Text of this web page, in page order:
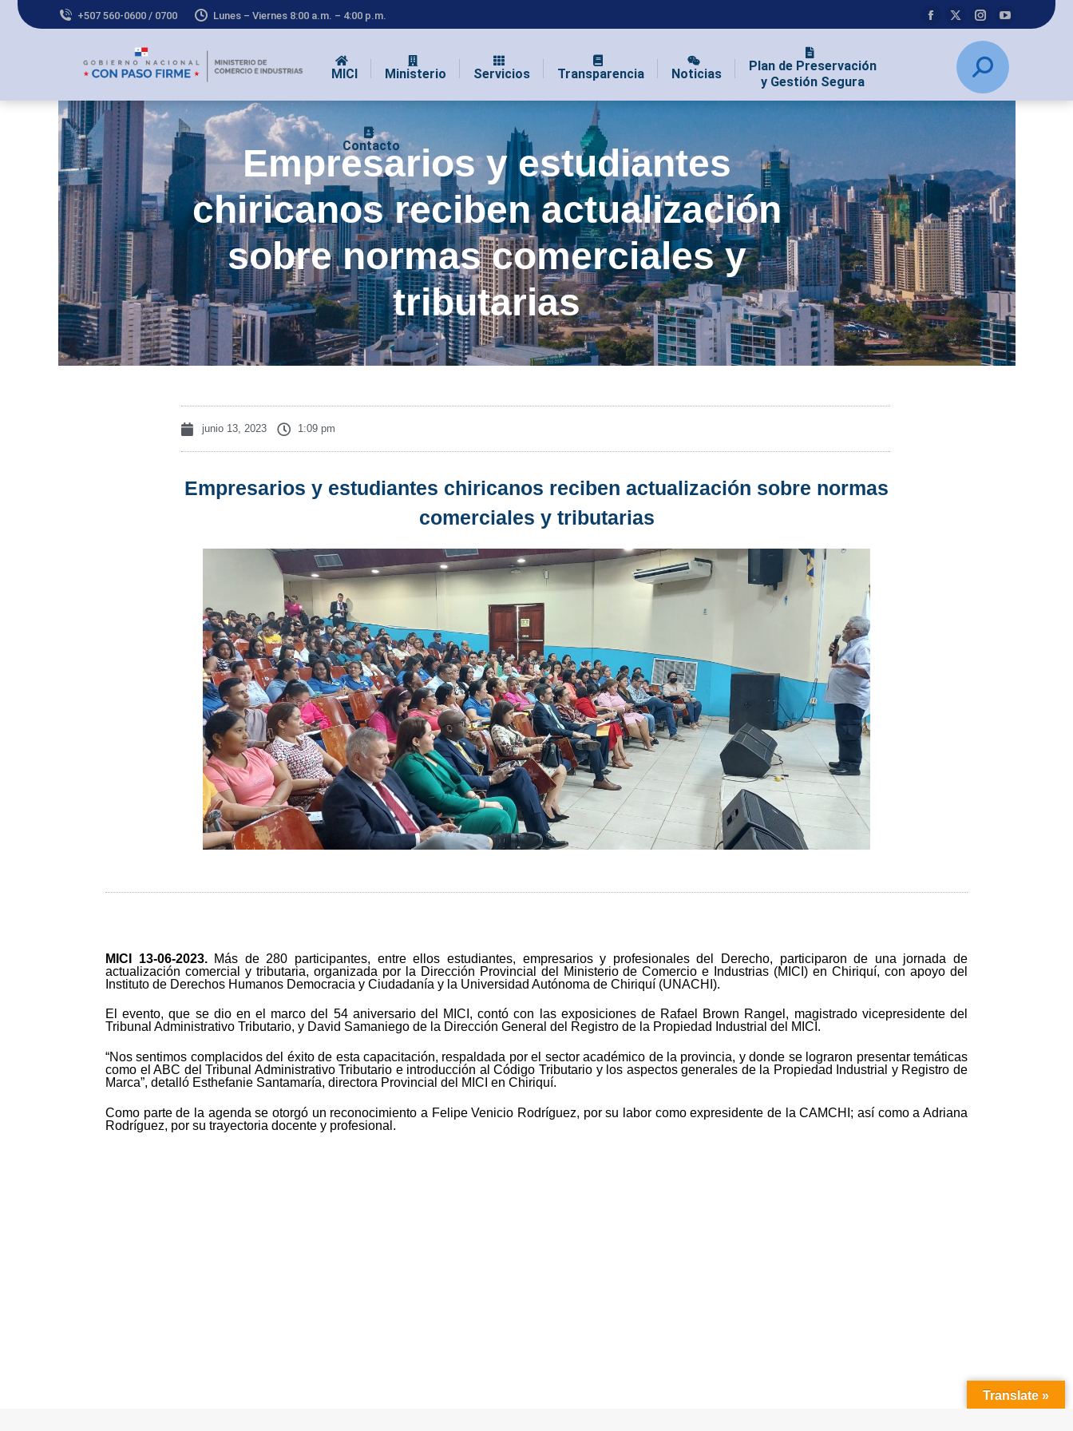
+507 560-0600 / 0700 Lunes – Viernes 8:00 a.m. – 4:00 p.m.
MICI Ministerio Servicios Transparencia Noticias
Plan de Preservación
y Gestión Segura
Contacto
Empresarios y estudiantes
chiricanos reciben actualización
sobre normas comerciales y
tributarias
junio 13, 2023 1:09 pm
Empresarios y estudiantes chiricanos reciben actualización sobre normas
comerciales y tributarias
MICI 13-06-2023. Más de 280 participantes, entre ellos estudiantes, empresarios y profesionales del Derecho, participaron de una jornada de
actualización comercial y tributaria, organizada por la Dirección Provincial del Ministerio de Comercio e Industrias (MICI) en Chiriquí, con apoyo del
Instituto de Derechos Humanos Democracia y Ciudadanía y la Universidad Autónoma de Chiriquí (UNACHI).
El evento, que se dio en el marco del 54 aniversario del MICI, contó con las exposiciones de Rafael Brown Rangel, magistrado vicepresidente del
Tribunal Administrativo Tributario, y David Samaniego de la Dirección General del Registro de la Propiedad Industrial del MICI.
“Nos sentimos complacidos del éxito de esta capacitación, respaldada por el sector académico de la provincia, y donde se lograron presentar temáticas
como el ABC del Tribunal Administrativo Tributario e introducción al Código Tributario y los aspectos generales de la Propiedad Industrial y Registro de
Marca”, detalló Esthefanie Santamaría, directora Provincial del MICI en Chiriquí.
Como parte de la agenda se otorgó un reconocimiento a Felipe Venicio Rodríguez, por su labor como expresidente de la CAMCHI; así como a Adriana
Rodríguez, por su trayectoria docente y profesional.
Translate »